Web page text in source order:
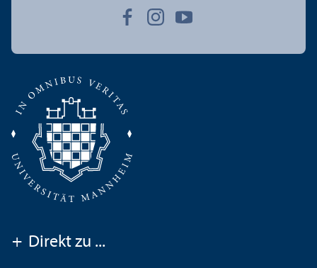
+ Direkt zu ...